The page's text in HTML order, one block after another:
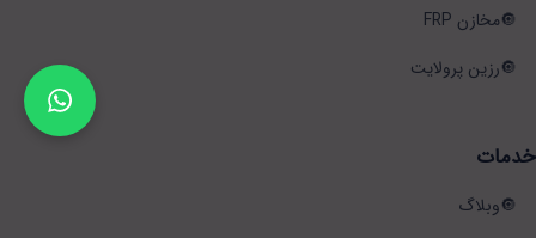
مخازن FRP
رزین پرولایت
خدمات
وبلاگ